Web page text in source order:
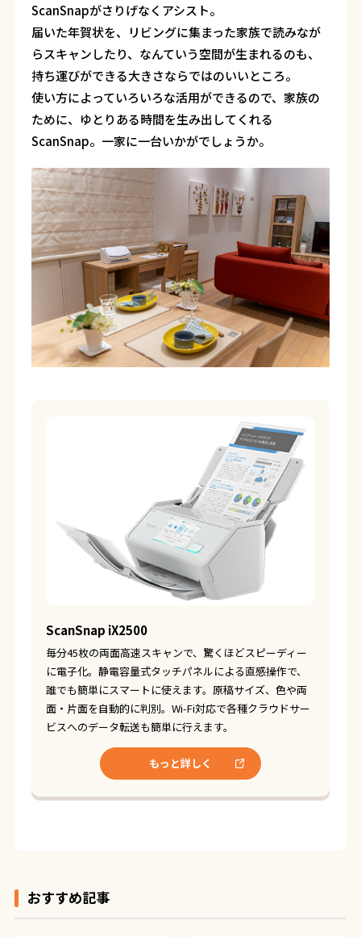
ScanSnapがさりげなくアシスト。
届いた年賀状を、リビングに集まった家族で読みなが
らスキャンしたり、なんていう空間が生まれるのも、
持ち運びができる大きさならではのいいところ。
使い方によっていろいろな活用ができるので、家族の
ために、ゆとりある時間を生み出してくれる
ScanSnap。一家に一台いかがでしょうか。
ScanSnap iX2500
毎分45枚の両面高速スキャンで、驚くほどスピーディー
に電子化。静電容量式タッチパネルによる直感操作で、
誰でも簡単にスマートに使えます。原稿サイズ、色や両
面・片面を自動的に判別。Wi-Fi対応で各種クラウドサー
ビスへのデータ転送も簡単に行えます。
もっと詳しく
おすすめ記事